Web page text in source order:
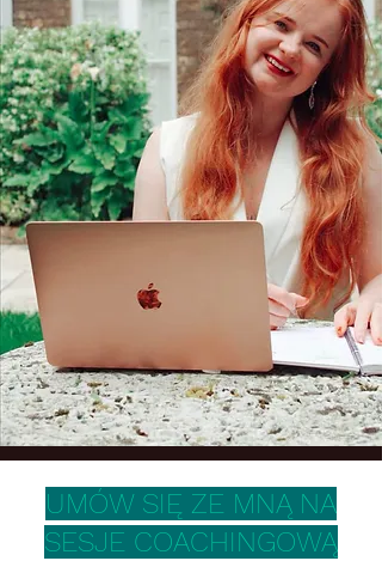
UMÓW SIĘ ZE MNĄ NA
SESJE COACHINGOWĄ